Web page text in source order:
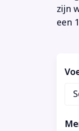
zijn
een